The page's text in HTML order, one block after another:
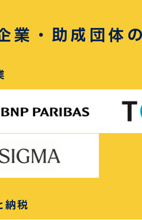
業・助成団体
納税